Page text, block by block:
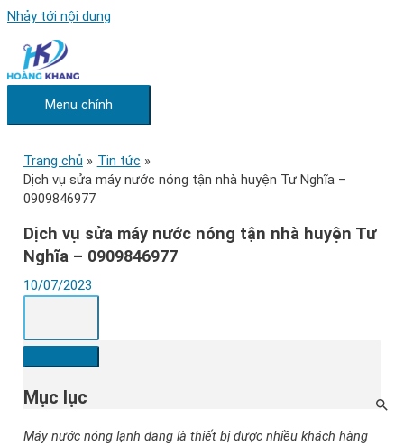
Nhảy tới nội dung
Menu chính
Trang chủ
Tin tức
Dịch vụ sửa máy nước nóng tận nhà huyện Tư Nghĩa –
0909846977
Dịch vụ sửa máy nước nóng tận nhà huyện Tư
Nghĩa – 0909846977
10/07/2023
Mục lục
Máy nước nóng lạnh đang là thiết bị được nhiều khách hàng